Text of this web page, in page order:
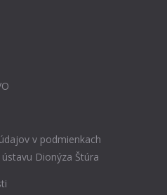
v podmienkach
Dionýza Štúra